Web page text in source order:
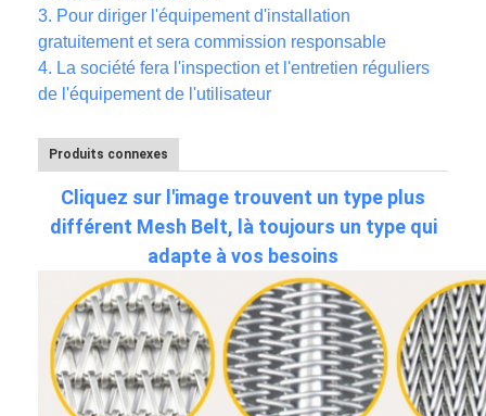
3. Pour diriger l'équipement d'installation
gratuitement et sera commission responsable
4. La société fera l'inspection et l'entretien réguliers
de l'équipement de l'utilisateur
Produits connexes
Cliquez sur l'image trouvent un type plus
différent Mesh Belt, là toujours un type qui
adapte à vos besoins